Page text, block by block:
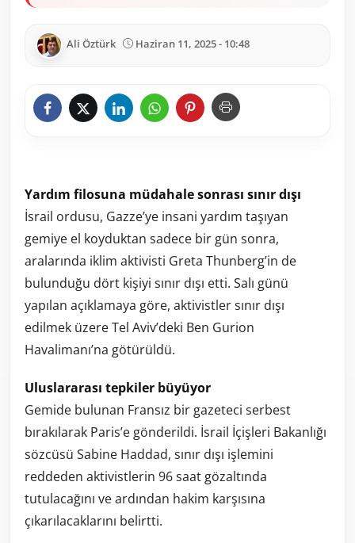
Ali Öztürk Haziran 11, 2025 - 10:48
Yardım filosuna müdahale sonrası sınır dışı
İsrail ordusu, Gazze’ye insani yardım taşıyan
gemiye el koyduktan sadece bir gün sonra,
aralarında iklim aktivisti Greta Thunberg’in de
bulunduğu dört kişiyi sınır dışı etti. Salı günü
yapılan açıklamaya göre, aktivistler sınır dışı
edilmek üzere Tel Aviv’deki Ben Gurion
Havalimanı’na götürüldü.
Uluslararası tepkiler büyüyor
Gemide bulunan Fransız bir gazeteci serbest
bırakılarak Paris’e gönderildi. İsrail İçişleri Bakanlığı
sözcüsü Sabine Haddad, sınır dışı işlemini
reddeden aktivistlerin 96 saat gözaltında
tutulacağını ve ardından hakim karşısına
çıkarılacaklarını belirtti.